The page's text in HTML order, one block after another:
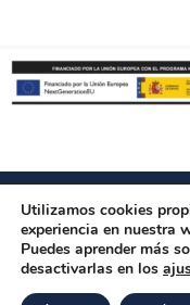
Aviso legal–
Política de
Utilizamos cookies
experiencia en nuestra
Puedes aprender más
desactivarlas en los